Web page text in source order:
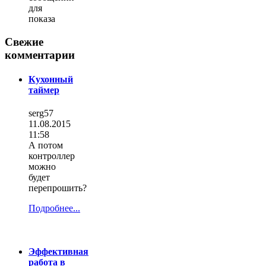
для
показа
Свежие
комментарии
Кухонный
таймер
serg57
11.08.2015
11:58
А потом
контроллер
можно
будет
перепрошить?
Подробнее...
Эффективная
работа в